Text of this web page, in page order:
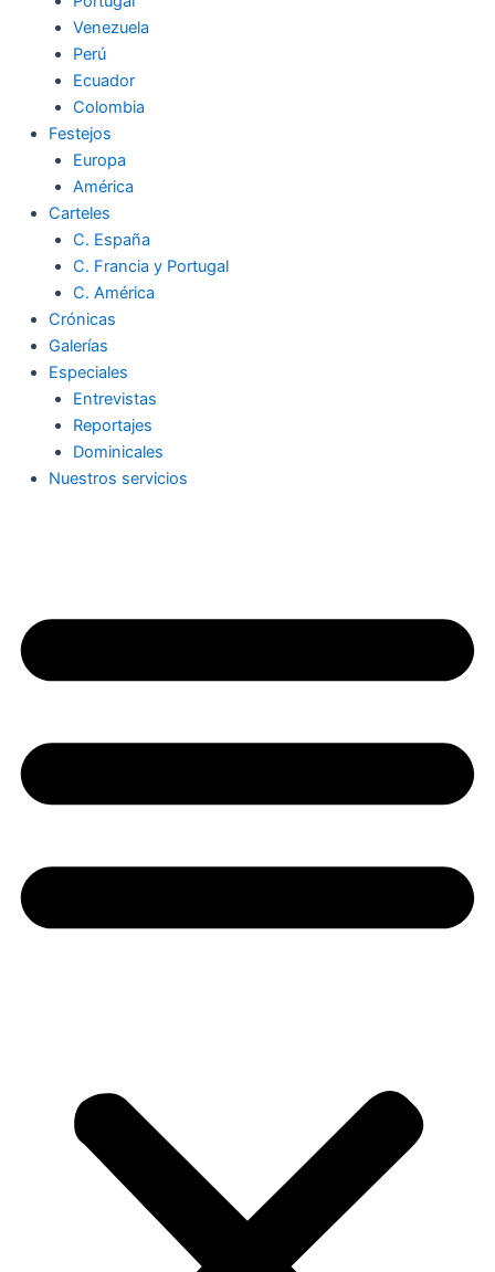
Venezuela
Perú
Ecuador
Colombia
Festejos
Europa
América
Carteles
C. España
C. Francia y Portugal
C. América
Crónicas
Galerías
Especiales
Entrevistas
Reportajes
Dominicales
Nuestros servicios